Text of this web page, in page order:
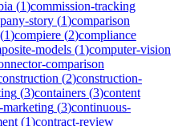
(1)commission-tracking
story (1)comparison
(1)compiere (2)compliance
models (1)computer-vision
comparison
(2)construction-
(3)containers (3)content
marketing (3)continuous-
(1)contract-review